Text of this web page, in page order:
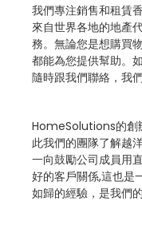
我們專注銷售和租賃
來自世界各地的地產
務。無論您是想購買
都能為您提供幫助。
隨時跟我們聯絡，我
HomeSolutions的創
此我們的團隊了解越
一向鼓勵公司成員用
好的客戶關係,這也是
如歸的經驗，是我們